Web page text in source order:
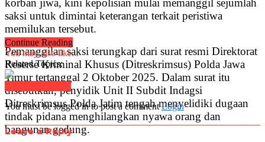
korban jiwa, kini kepolisian mulai memanggil sejumlah
saksi untuk dimintai keterangan terkait peristiwa
memilukan tersebut.
Pemanggilan saksi terungkap dari surat resmi Direktorat
Reserse Kriminal Khusus (Ditreskrimsus) Polda Jawa
Timur tertanggal 2 Oktober 2025. Dalam surat itu
disebutkan, penyidik Unit II Subdit Indagsi
Ditreskrimsus Polda Jatim tengah menyelidiki dugaan
tindak pidana menghilangkan nyawa orang dan
bangunan gedung.
Continue Reading
You may also like...
Related Topics:
You must be logged in to post a commentLogin
Leave a Reply